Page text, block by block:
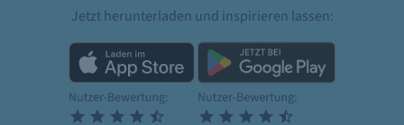
Jetzt herunterladen und inspirieren lassen: